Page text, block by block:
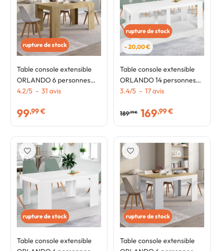
rupture de stock
Table console extensible
ORLANDO 6 personnes
140 cm bois façon hêtre
4.2/5 - 31 avis
99,99 €
rupture de stock
- 20,00 €
Table console extensible
ORLANDO 14 personnes
300 cm bois blanc
3.4/5 - 17avis
189,99 € 169,99 €
rupture de stock
Table console extensible
favorite_border
rupture de stock
Table console extensible
favorite_border